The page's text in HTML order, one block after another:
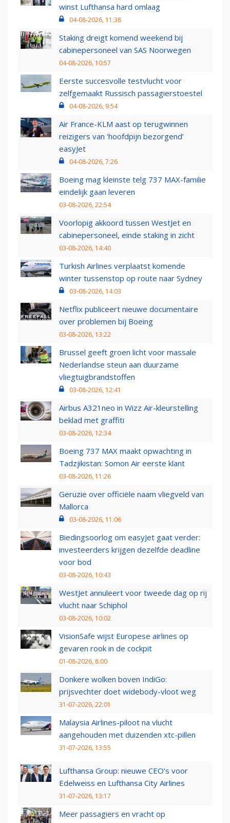
winst Lufthansa hard omlaag
04-08-2026, 11:38
Staking dreigt komend weekend bij
cabinepersoneel van SAS Noorwegen
04-08-2026, 10:57
Eerste succesvolle testvlucht voor
zelfgemaakt Russisch passagierstoestel
04-08-2026, 9:54
Air France-KLM aast op terugwinnen
reizigers van ‘hoofdpijn bezorgend’
easyJet
04-08-2026, 7:26
Boeing mag kleinste telg 737 MAX-familie
eindelijk gaan leveren
03-08-2026, 22:54
Voorlopig akkoord tussen WestJet en
cabinepersoneel, einde staking in zicht
03-08-2026, 14:40
Turkish Airlines verplaatst komende
winter tussenstop op route naar Sydney
03-08-2026, 14:03
Netflix publiceert nieuwe documentaire
over problemen bij Boeing
03-08-2026, 13:22
Brussel geeft groen licht voor massale
Nederlandse steun aan duurzame
vliegtuigbrandstoffen
03-08-2026, 12:41
Airbus A321neo in Wizz Air-kleurstelling
beklad met graffiti
03-08-2026, 12:34
Boeing 737 MAX maakt opwachting in
Tadzjikistan: Somon Air eerste klant
03-08-2026, 11:26
Geruzie over officiële naam vliegveld van
Mallorca
03-08-2026, 11:06
Biedingsoorlog om easyJet gaat verder:
investeerders krijgen dezelfde deadline
voor bod
03-08-2026, 10:43
WestJet annuleert voor tweede dag op rij
vlucht naar Schiphol
03-08-2026, 10:02
VisionSafe wijst Europese airlines op
gevaren rook in de cockpit
01-08-2026, 8:00
Donkere wolken boven IndiGo:
prijsvechter doet widebody-vloot weg
31-07-2026, 22:01
Malaysia Airlines-piloot na vlucht
aangehouden met duizenden xtc-pillen
31-07-2026, 13:55
Lufthansa Group: nieuwe CEO’s voor
Edelweiss en Lufthansa City Airlines
31-07-2026, 13:17
Meer passagiers en vracht op